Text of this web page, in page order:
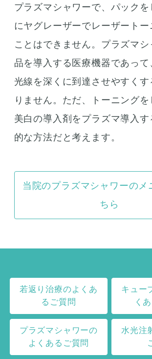
プラズマシャワーで、パックを
にヤグレーザーでレーザートー
ことはできません。プラズマ
品を導入する医療機器であって
光線を深くに到達させやすくす
りません。ただ、トーニングを
美白の導入剤をプラズマ導入す
的な方法だと考えます。
当院のプラズマシャワーのメ
ちら
若返り治療のよくあ
るご質問
キュー
く
プラズマシャワーの
よくあるご質問
水光注